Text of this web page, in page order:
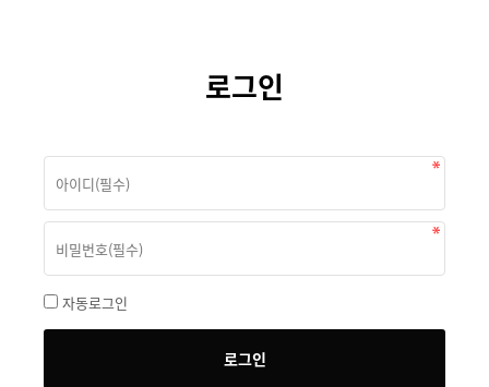
로그인
자동로그인